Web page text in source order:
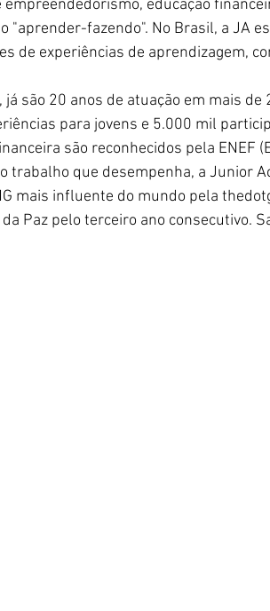
educação
"aprender-fazendo". No Brasil, a JA
de experiências de aprendizagem,
já são 20 anos de atuação em mais
para jovens e 5.000 mil
são reconhecidos pela ENEF
trabalho que desempenha, a Junior
mais influente do mundo pela
Paz pelo terceiro ano consecutivo.